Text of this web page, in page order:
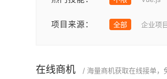
项目来源： 全部 企业项
在线商机 / 海量商机获取在线接单，